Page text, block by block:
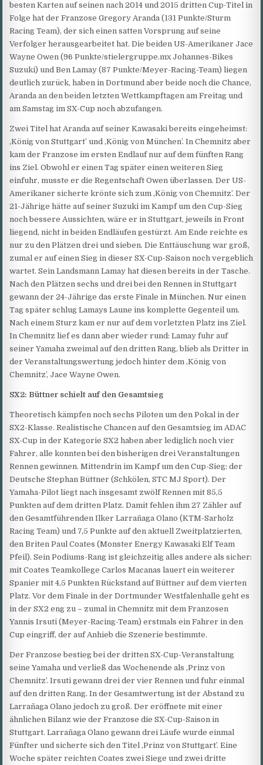
besten Karten auf seinen nach 2014 und 2015 dritten Cup-Titel in
Folge hat der Franzose Gregory Aranda (131 Punkte/Sturm
Racing Team), der sich einen satten Vorsprung auf seine
Verfolger herausgearbeitet hat. Die beiden US-Amerikaner Jace
Wayne Owen (96 Punkte/stielergruppe.mx Johannes-Bikes
Suzuki) und Ben Lamay (87 Punkte/Meyer-Racing-Team) liegen
deutlich zurück, haben in Dortmund aber beide noch die Chance,
Aranda an den beiden letzten Wettkampftagen am Freitag und
am Samstag im SX-Cup noch abzufangen.
Zwei Titel hat Aranda auf seiner Kawasaki bereits eingeheimst:
‚König von Stuttgart’ und ‚König von München’. In Chemnitz aber
kam der Franzose im ersten Endlauf nur auf dem fünften Rang
ins Ziel. Obwohl er einen Tag später einen weiteren Sieg
einfuhr, musste er die Regentschaft Owen überlassen. Der US-
Amerikaner sicherte krönte sich zum ‚König von Chemnitz’. Der
21-Jährige hätte auf seiner Suzuki im Kampf um den Cup-Sieg
noch bessere Aussichten, wäre er in Stuttgart, jeweils in Front
liegend, nicht in beiden Endläufen gestürzt. Am Ende reichte es
nur zu den Plätzen drei und sieben. Die Enttäuschung war groß,
zumal er auf einen Sieg in dieser SX-Cup-Saison noch vergeblich
wartet. Sein Landsmann Lamay hat diesen bereits in der Tasche.
Nach den Plätzen sechs und drei bei den Rennen in Stuttgart
gewann der 24-Jährige das erste Finale in München. Nur einen
Tag später schlug Lamays Laune ins komplette Gegenteil um.
Nach einem Sturz kam er nur auf dem vorletzten Platz ins Ziel.
In Chemnitz lief es dann aber wieder rund: Lamay fuhr auf
seiner Yamaha zweimal auf den dritten Rang, blieb als Dritter in
der Veranstaltungswertung jedoch hinter dem ‚König von
Chemnitz’, Jace Wayne Owen.
SX2: Büttner schielt auf den Gesamtsieg
Theoretisch kämpfen noch sechs Piloten um den Pokal in der
SX2-Klasse. Realistische Chancen auf den Gesamtsieg im ADAC
SX-Cup in der Kategorie SX2 haben aber lediglich noch vier
Fahrer, alle konnten bei den bisherigen drei Veranstaltungen
Rennen gewinnen. Mittendrin im Kampf um den Cup-Sieg: der
Deutsche Stephan Büttner (Schkölen, STC MJ Sport). Der
Yamaha-Pilot liegt nach insgesamt zwölf Rennen mit 85,5
Punkten auf dem dritten Platz. Damit fehlen ihm 27 Zähler auf
den Gesamtführenden Ilker Larrañaga Olano (KTM-Sarholz
Racing Team) und 7,5 Punkte auf den aktuell Zweitplatzierten,
den Briten Paul Coates (Monster Energy Kawasaki Elf Team
Pfeil). Sein Podiums-Rang ist gleichzeitig alles andere als sicher:
mit Coates Teamkollege Carlos Macanas lauert ein weiterer
Spanier mit 4,5 Punkten Rückstand auf Büttner auf dem vierten
Platz. Vor dem Finale in der Dortmunder Westfalenhalle geht es
in der SX2 eng zu – zumal in Chemnitz mit dem Franzosen
Yannis Irsuti (Meyer-Racing-Team) erstmals ein Fahrer in den
Cup eingriff, der auf Anhieb die Szenerie bestimmte.
Der Franzose bestieg bei der dritten SX-Cup-Veranstaltung
seine Yamaha und verließ das Wochenende als ‚Prinz von
Chemnitz’. Irsuti gewann drei der vier Rennen und fuhr einmal
auf den dritten Rang. In der Gesamtwertung ist der Abstand zu
Larrañaga Olano jedoch zu groß. Der eröffnete mit einer
ähnlichen Bilanz wie der Franzose die SX-Cup-Saison in
Stuttgart. Larrañaga Olano gewann drei Läufe wurde einmal
Fünfter und sicherte sich den Titel ‚Prinz von Stuttgart’. Eine
Woche später reichten Coates zwei Siege und zwei dritte